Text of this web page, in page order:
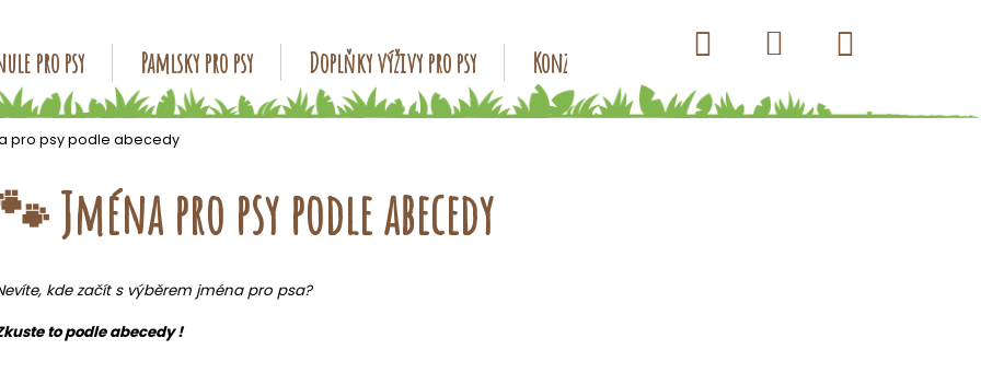
pro psy Pamlsky pro psy Doplňky výživy pro psy Konzervy pro psy Kapsičky pro psy
Hledat Přihlášení
košík
pro psy podle abecedy
Jména pro psy podle abecedy
kde začít s výběrem jména pro psa?
to podle abecedy !
Co potřebujete najít?
HLEDAT
Doporučujeme